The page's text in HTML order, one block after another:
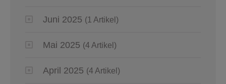
Juni 2025 (1 Artikel)
Mai 2025 (4 Artikel)
April 2025 (4 Artikel)